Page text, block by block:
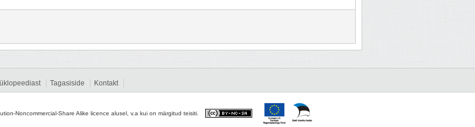
Tagasiside Kontakt
Noncommercial-Share Alike licence alusel, v.a kui on märgitud teisiti.